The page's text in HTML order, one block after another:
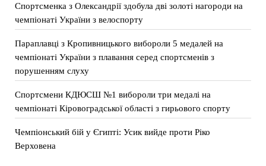
Спортсменка з Олександрії здобула дві золоті нагороди на
чемпіонаті України з велоспорту
Параплавці з Кропивницького вибороли 5 медалей на
чемпіонаті України з плавання серед спортсменів з
порушенням слуху
Спортсмени КДЮСШ №1 вибороли три медалі на
чемпіонаті Кіровоградської області з гирьового спорту
Чемпіонський бій у Єгипті: Усик вийде проти Ріко
Верховена